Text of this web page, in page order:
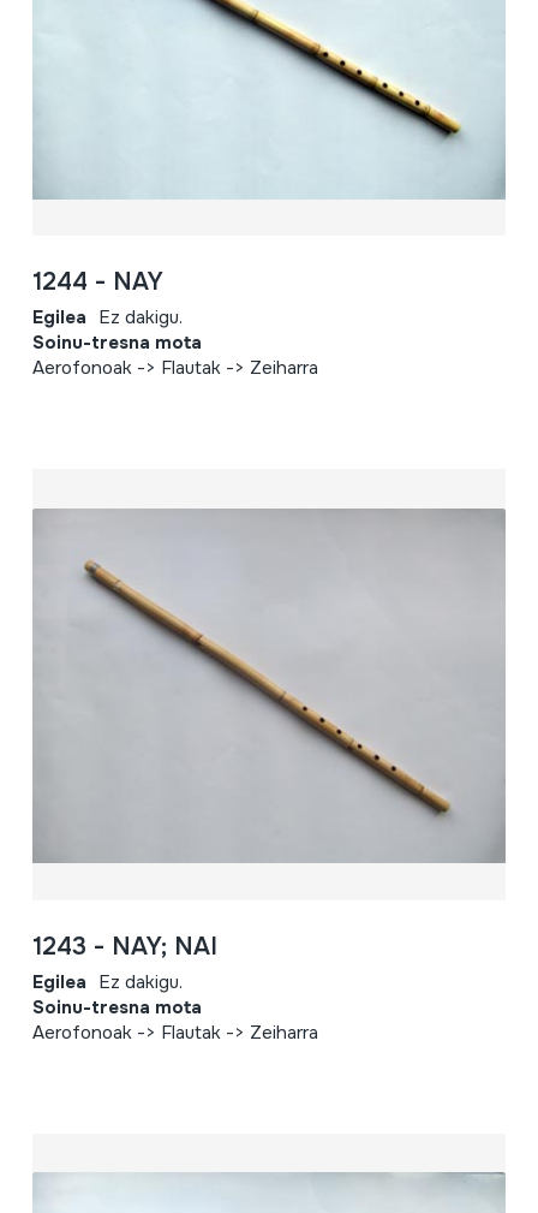
1244 - NAY
Egilea Ez dakigu.
Soinu-tresna mota
Aerofonoak -> Flautak -> Zeiharra
1243 - NAY; NAI
Egilea Ez dakigu.
Soinu-tresna mota
Aerofonoak -> Flautak -> Zeiharra